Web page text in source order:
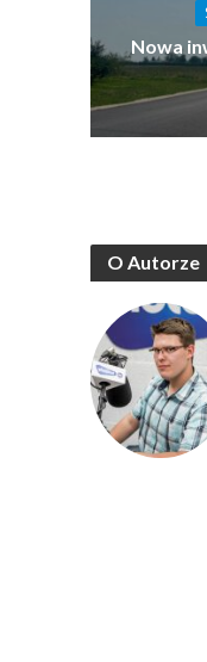
Nowa
O Autorze